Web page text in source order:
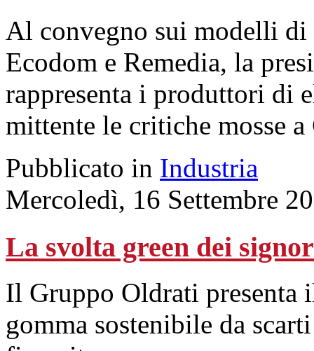
Al convegno sui modelli di
Ecodom e Remedia, la
rappresenta i produttori di
mittente le critiche mosse
Pubblicato in Industria
Mercoledì, 16 Settembre
La svolta green dei
Il Gruppo Oldrati presenta
gomma sostenibile da